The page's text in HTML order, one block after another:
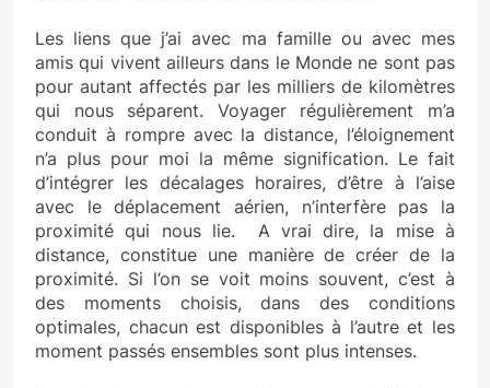
Les liens que j’ai avec ma famille ou avec mes
amis qui vivent ailleurs dans le Monde ne sont pas
pour autant affectés par les milliers de kilomètres
qui nous séparent. Voyager régulièrement m’a
conduit à rompre avec la distance, l’éloignement
n’a plus pour moi la même signification. Le fait
d’intégrer les décalages horaires, d’être à l’aise
avec le déplacement aérien, n’interfère pas la
proximité qui nous lie. A vrai dire, la mise à
distance, constitue une manière de créer de la
proximité. Si l’on se voit moins souvent, c’est à
des moments choisis, dans des conditions
optimales, chacun est disponibles à l’autre et les
moment passés ensembles sont plus intenses.